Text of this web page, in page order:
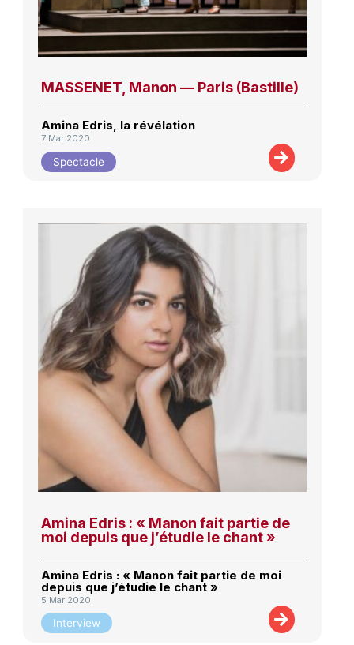
MASSENET, Manon — Paris (Bastille)
Amina Edris, la révélation
7 Mar 2020
Spectacle
Amina Edris : « Manon fait partie de
moi depuis que j’étudie le chant »
Amina Edris : « Manon fait partie de moi
depuis que j’étudie le chant »
5 Mar 2020
Interview